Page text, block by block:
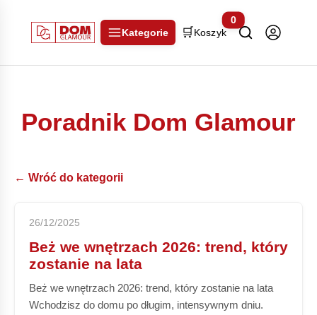
Kategorie 🛒 Koszyk
0
Poradnik Dom Glamour
← Wróć do kategorii
26/12/2025
Beż we wnętrzach 2026: trend, który
zostanie na lata
Beż we wnętrzach 2026: trend, który zostanie na lata
Wchodzisz do domu po długim, intensywnym dniu.